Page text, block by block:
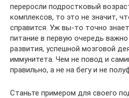
переросли подростковый
комплексов, то это не значит,
справится. Уж вы-то точно
питание в первую очередь
развития, успешной мозговой
иммунитета. Чем не повод и
правильно, а не на бегу и не
Станьте примером для своего